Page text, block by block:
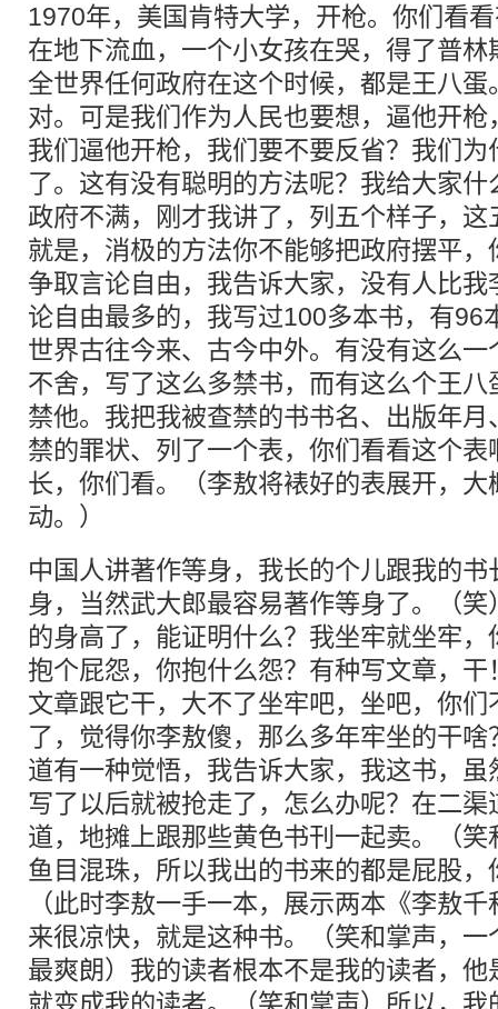
1970年，美国肯特大学，开枪。你们看
在地下流血，一个小女孩在哭，得了普
全世界任何政府在这个时候，都是王八
对。可是我们作为人民也要想，逼他开
我们逼他开枪，我们要不要反省？我们
了。这有没有聪明的方法呢？我给大家
政府不满，刚才我讲了，列五个样子，
就是，消极的方法你不能够把政府摆平
争取言论自由，我告诉大家，没有人比
论自由最多的，我写过100多本书，有96
世界古往今来、古今中外。有没有这么
不舍，写了这么多禁书，而有这么个王
禁他。我把我被查禁的书书名、出版年
禁的罪状、列了一个表，你们看看这个
长，你们看。（李敖将裱好的表展开，
动。）
中国人讲著作等身，我长的个儿跟我的
身，当然武大郎最容易著作等身了。（
的身高了，能证明什么？我坐牢就坐牢
抱个屁怨，你抱什么怨？有种写文章，
文章跟它干，大不了坐牢吧，坐吧，你
了，觉得你李敖傻，那么多年牢坐的干
道有一种觉悟，我告诉大家，我这书，
写了以后就被抢走了，怎么办呢？在二
道，地摊上跟那些黄色书刊一起卖。（
鱼目混珠，所以我出的书来的都是屁股
（此时李敖一手一本，展示两本《李敖
来很凉快，就是这种书。（笑和掌声，
最爽朗）我的读者根本不是我的读者，